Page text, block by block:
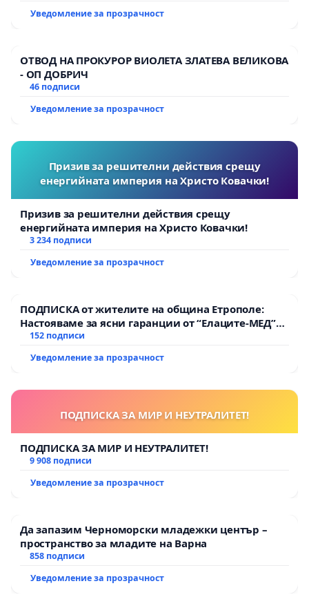
Уведомление за прозрачност
ОТВОД НА ПРОКУРОР ВИОЛЕТА ЗЛАТЕВА ВЕЛИКОВА
- ОП ДОБРИЧ
46 подписи
Уведомление за прозрачност
Призив за решителни действия срещу
енергийната империя на Христо Ковачки!
Призив за решителни действия срещу
енергийната империя на Христо Ковачки!
3 234 подписи
Уведомление за прозрачност
ПОДПИСКА от жителите на община Етрополе:
Настояваме за ясни гаранции от “Елаците-МЕД”
АД и от държавата, че ще се изпълнят всички
152 подписи
Уведомление за прозрачност
ПОДПИСКА ЗА МИР И НЕУТРАЛИТЕТ!
ПОДПИСКА ЗА МИР И НЕУТРАЛИТЕТ!
9 908 подписи
Уведомление за прозрачност
Да запазим Черноморски младежки център –
пространство за младите на Варна
858 подписи
Уведомление за прозрачност